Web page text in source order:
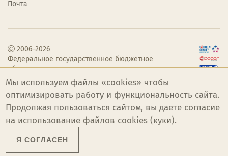
Почта
2006–2026
Федеральное государственное бюджетное
образовательное учреждение высшего
образования «Челябинский государственный
институт культуры»
Мы используем файлы «cookies» чтобы
оптимизировать работу и функциональность сайта.
Продолжая пользоваться сайтом, вы даете согласие
на использование файлов cookies (куки).
Я СОГЛАСЕН